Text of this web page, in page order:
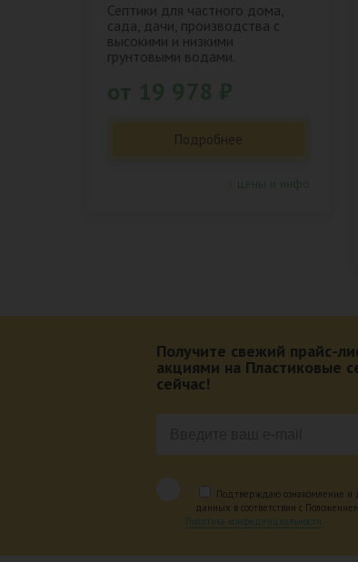
Септики для частного дома,
сада, дачи, производства с
высокими и низкими
грунтовыми водами.
Подробнее
Получите свежий прайс-
акциями на Пластиковые
сейчас!
Подтверждаю ознакомление и
данных в соответствии с
Политика конфиденциальности